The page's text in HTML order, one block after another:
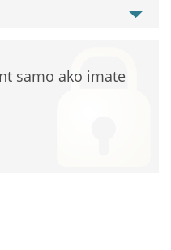
samo ako imate